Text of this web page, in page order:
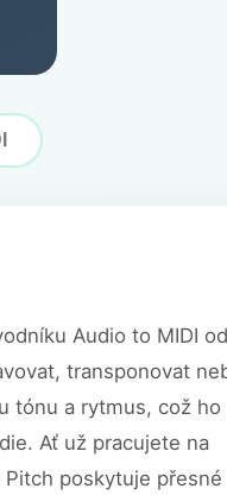
Audio to MIDI od
transponovat
tónu a rytmus, což ho
Ať už pracujete na
poskytuje přesné